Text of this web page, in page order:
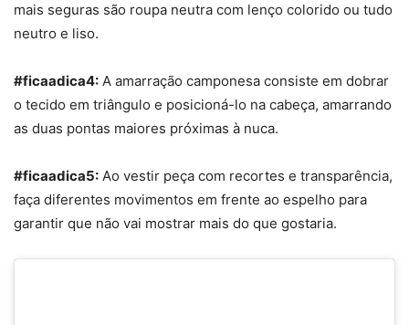
mais seguras são roupa neutra com lenço colorido ou tudo
neutro e liso.
#ficaadica4: A amarração camponesa consiste em dobrar
o tecido em triângulo e posicioná-lo na cabeça, amarrando
as duas pontas maiores próximas à nuca.
#ficaadica5: Ao vestir peça com recortes e transparência,
faça diferentes movimentos em frente ao espelho para
garantir que não vai mostrar mais do que gostaria.